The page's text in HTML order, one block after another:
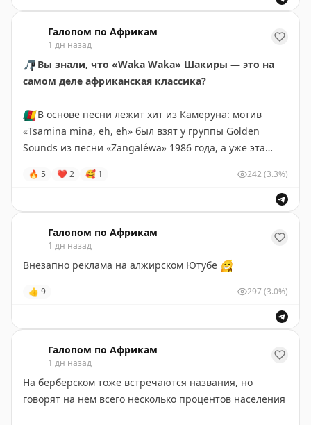
Чёрного континента, но не знал, с чего начать
Галопом по Африкам
1 дн назад
🎵 Вы знали, что «Waka Waka» Шакиры — это на
самом деле африканская классика?
🇨🇲В основе песни лежит хит из Камеруна: мотив
«Tsamina mina, eh, eh» был взят у группы Golden
Sounds из песни «Zangaléwa» 1986 года, а уже эта
камерунских солдат.
Весь мир узнал о песне на Чемпионате Мира 2010
года в ЮАР, и благодаря группе «Freshlyground» в
футбольный гимн был добавлен тот самый настоящий
африканский колорит, который навсегда стал
Пушкин в Африке»(вМаксе
мы тоже есть) —
для всех, кто хотел познакомиться со сложным миром
Чёрного континента, но не знал, с чего начать.
🔥 5 ❤ 2 🥰 1 242 (3.3%)
Галопом по Африкам
1 дн назад
Внезапно реклама на алжирском Ютубе 😁
👍 9 297(3.0%)
Галопом по Африкам
1 дн назад
На берберском тоже встречаются названия, но
говорят на нем всего несколько процентов населения